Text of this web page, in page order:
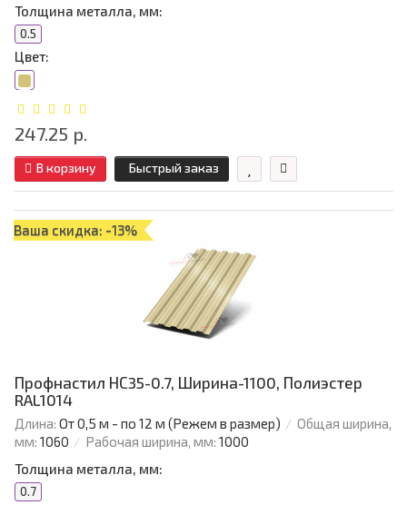
Толщина металла, мм:
0.5
Цвет:
247.25 р.
В корзину Быстрый заказ
Ваша скидка: -13%
Профнастил НС35-0.7, Ширина-1100, Полиэстер
RAL1014
Длина: От 0,5 м - по 12 м (Режем в размер)
Общая ширина,
мм: 1060 Рабочая ширина, мм: 1000
Толщина металла, мм:
0.7